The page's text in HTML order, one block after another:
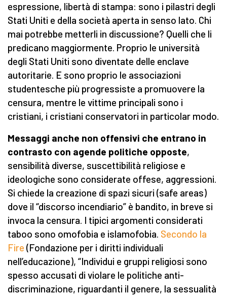
espressione, libertà di stampa: sono i pilastri degli
Stati Uniti e della società aperta in senso lato. Chi
mai potrebbe metterli in discussione? Quelli che li
predicano maggiormente. Proprio le università
degli Stati Uniti sono diventate delle enclave
autoritarie. E sono proprio le associazioni
studentesche più progressiste a promuovere la
censura, mentre le vittime principali sono i
cristiani, i cristiani conservatori in particolar modo.
Messaggi anche non offensivi che entrano in
contrasto con agende politiche opposte,
sensibilità diverse, suscettibilità religiose e
ideologiche sono considerate offese, aggressioni.
Si chiede la creazione di spazi sicuri (safe areas)
dove il “discorso incendiario” è bandito, in breve si
invoca la censura. I tipici argomenti considerati
taboo sono omofobia e islamofobia. Secondo la
Fire (Fondazione per i diritti individuali
nell’educazione), “Individui e gruppi religiosi sono
spesso accusati di violare le politiche anti-
discriminazione, riguardanti il genere, la sessualità